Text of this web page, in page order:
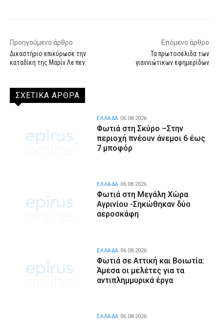
Προηγούμενο άρθρο
Δικαστήριο επικύρωσε την
καταδίκη της Μαρίν Λε πεν
Επόμενο άρθρο
Τα πρωτοσέλιδα των
γιαννιώτικων εφημερίδων
ΣΧΕΤΙΚΑ ΑΡΘΡΑ
Φωτιά στη Σκύρο –Στην
περιοχή πνέουν άνεμοι 6 έως
7 μποφόρ
ΕΛΛΑΔΑ 06.08.2026
Φωτιά στη Μεγάλη Χώρα
Αγρινίου -Σηκώθηκαν δύο
αεροσκάφη
ΕΛΛΑΔΑ 06.08.2026
Φωτιά σε Αττική και Βοιωτία:
Άμεσα οι μελέτες για τα
αντιπλημμυρικά έργα
ΕΛΛΑΔΑ 06.08.2026
ΕΛΛΑΔΑ 06.08.2026